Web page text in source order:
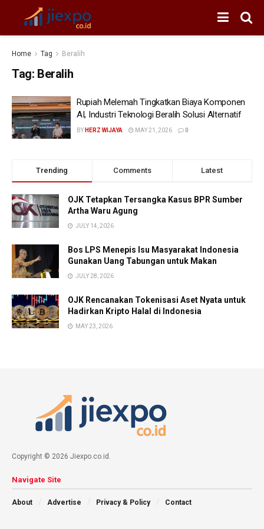
Home Tag Beralih
Tag: Beralih
Rupiah Melemah Tingkatkan Biaya Komponen
AI, Industri Teknologi Beralih Solusi Alternatif
BY HERZ WIJAYA MAY 21, 2026 0
Trending Comments Latest
OJK Tetapkan Tersangka Kasus BPR Sumber
Artha Waru Agung
JULY 14, 2026
Bos LPS Menepis Isu Masyarakat Indonesia
Gunakan Uang Tabungan untuk Makan
JULY 28, 2026
OJK Rencanakan Tokenisasi Aset Nyata untuk
Hadirkan Kripto Halal di Indonesia
MAY 23, 2026
Copyright © 2026 Jiexpo.co.id.
Navigate Site
About Advertise Privacy & Policy Contact